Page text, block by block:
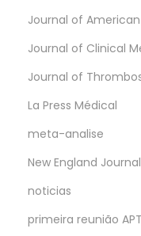
Journal of
Journal of Clinical
Journal of
La Press Médical
meta-analise
New England
noticias
primeira reunião